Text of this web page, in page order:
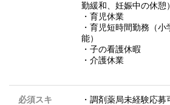
勤緩和、妊娠中の休憩）
・育児休業
・育児短時間勤務（
能）
・子の看護休暇
・介護休業
必須スキ
・調剤薬局未経験応募